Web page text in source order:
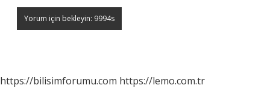
https://bilisimforumu.com https://lemo.com.tr